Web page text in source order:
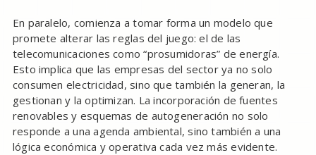
En paralelo, comienza a tomar forma un modelo que
promete alterar las reglas del juego: el de las
telecomunicaciones como “prosumidoras” de energía.
Esto implica que las empresas del sector ya no solo
consumen electricidad, sino que también la generan, la
gestionan y la optimizan. La incorporación de fuentes
renovables y esquemas de autogeneración no solo
responde a una agenda ambiental, sino también a una
lógica económica y operativa cada vez más evidente.